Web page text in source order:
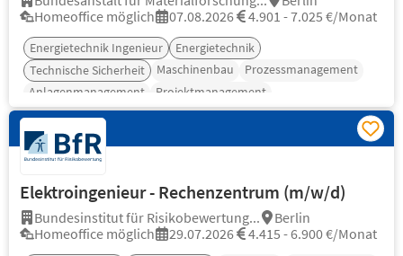
Homeoffice möglich
07.08.2026 4.901 - 7.025 €/Monat
Energietechnik Ingenieur
Energietechnik
Technische Sicherheit
Maschinenbau
Prozessmanagement
Anlagenmanagement
Projektmanagement
Elektroingenieur - Rechenzentrum (m/w/d)
Bundesinstitut für Risikobewertung...
Berlin
Homeoffice möglich
29.07.2026 4.415 - 6.900 €/Monat